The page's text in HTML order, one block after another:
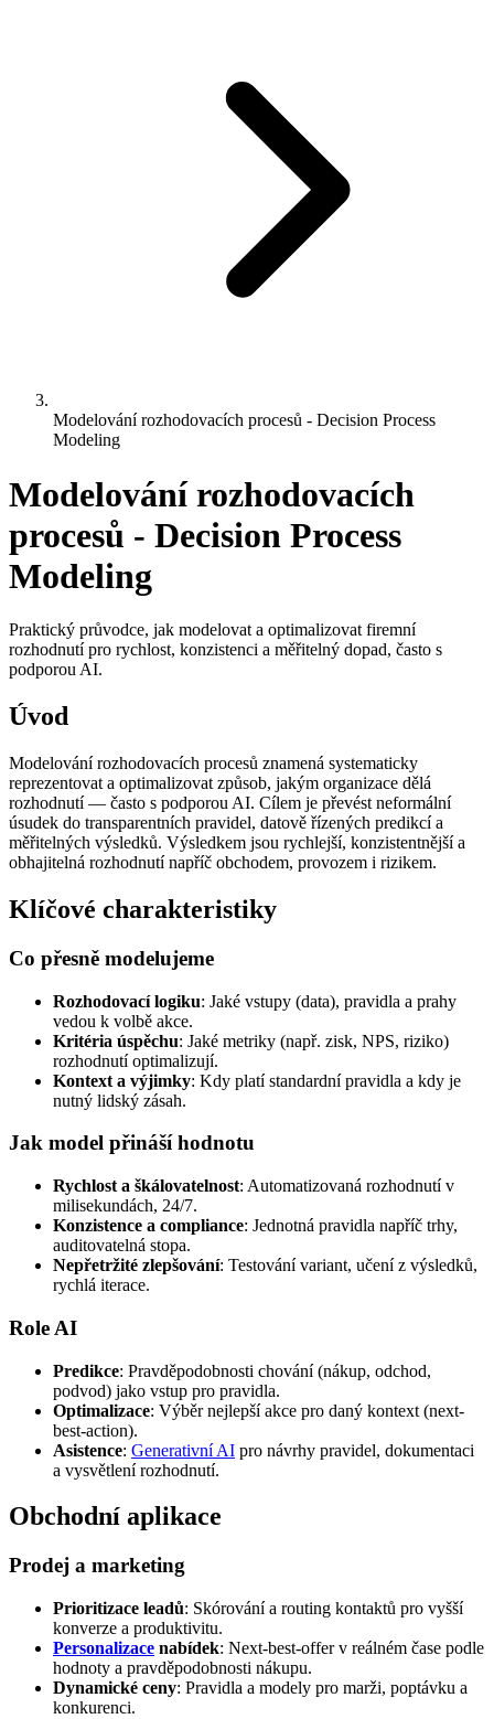
Modelování rozhodovacích procesů - Decision Process
Modeling
Modelování rozhodovacích
procesů - Decision Process
Modeling
Praktický průvodce, jak modelovat a optimalizovat firemní
rozhodnutí pro rychlost, konzistenci a měřitelný dopad, často s
podporou AI.
Úvod
Modelování rozhodovacích procesů znamená systematicky
reprezentovat a optimalizovat způsob, jakým organizace dělá
rozhodnutí — často s podporou AI. Cílem je převést neformální
úsudek do transparentních pravidel, datově řízených predikcí a
měřitelných výsledků. Výsledkem jsou rychlejší, konzistentnější a
obhajitelná rozhodnutí napříč obchodem, provozem i rizikem.
Klíčové charakteristiky
Co přesně modelujeme
Rozhodovací logiku: Jaké vstupy (data), pravidla a prahy
vedou k volbě akce.
Kritéria úspěchu: Jaké metriky (např. zisk, NPS, riziko)
rozhodnutí optimalizují.
Kontext a výjimky: Kdy platí standardní pravidla a kdy je
nutný lidský zásah.
Jak model přináší hodnotu
Rychlost a škálovatelnost: Automatizovaná rozhodnutí v
milisekundách, 24/7.
Konzistence a compliance: Jednotná pravidla napříč trhy,
auditovatelná stopa.
Nepřetržité zlepšování: Testování variant, učení z výsledků,
rychlá iterace.
Role AI
Predikce: Pravděpodobnosti chování (nákup, odchod,
podvod) jako vstup pro pravidla.
Optimalizace: Výběr nejlepší akce pro daný kontext (next-
best-action).
Asistence: Generativní AI pro návrhy pravidel, dokumentaci
a vysvětlení rozhodnutí.
Obchodní aplikace
Prodej a marketing
Prioritizace leadů: Skórování a routing kontaktů pro vyšší
konverze a produktivitu.
Personalizace nabídek: Next-best-offer v reálném čase podle
hodnoty a pravděpodobnosti nákupu.
Dynamické ceny: Pravidla a modely pro marži, poptávku a
konkurenci.